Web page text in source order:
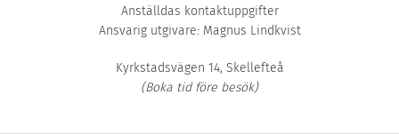
Anställdas kontaktuppgifter
Ansvarig utgivare: Magnus Lindkvist
Kyrkstadsvägen 14, Skellefteå
(Boka tid före besök)